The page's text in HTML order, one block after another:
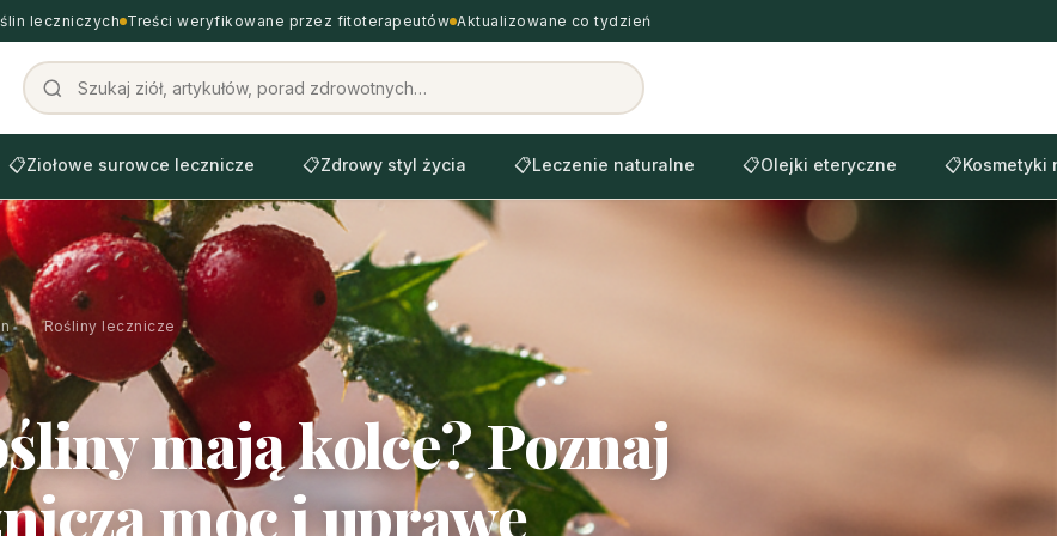
leczniczych Treści weryfikowane przez fitoterapeutów Aktualizowane co tydzień
📋Ziołowe surowce lecznicze 📋Zdrowy styl życia 📋Leczenie naturalne 📋Olejki eteryczne 📋Kosmetyki
› Rośliny lecznicze
mają kolce? Poznaj
moc i uprawę